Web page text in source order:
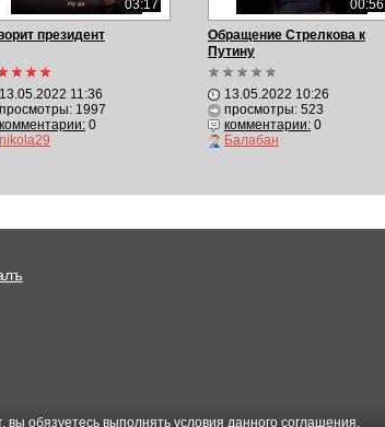
03:17
президент
13.05.2022 11:36
просмотры: 1997
комментарии:0
nikola29
00:56
Обращение Стрелкова к
Путину
13.05.2022 10:26
просмотры: 523
комментарии:0
Балабан
обязуетесь выполнять условия данного соглашения.